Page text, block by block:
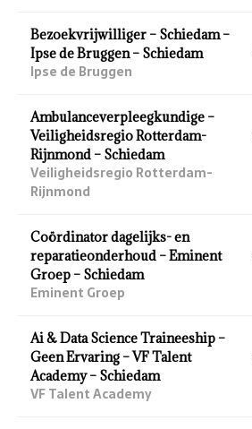
Bezoekvrijwilliger – Schiedam –
Ipse de Bruggen – Schiedam
Ipse de Bruggen
Ambulanceverpleegkundige –
Veiligheidsregio Rotterdam-
Rijnmond – Schiedam
Veiligheidsregio Rotterdam-
Rijnmond
Coördinator dagelijks- en
reparatieonderhoud – Eminent
Groep – Schiedam
Eminent Groep
Ai & Data Science Traineeship –
Geen Ervaring – VF Talent
Academy – Schiedam
VF Talent Academy